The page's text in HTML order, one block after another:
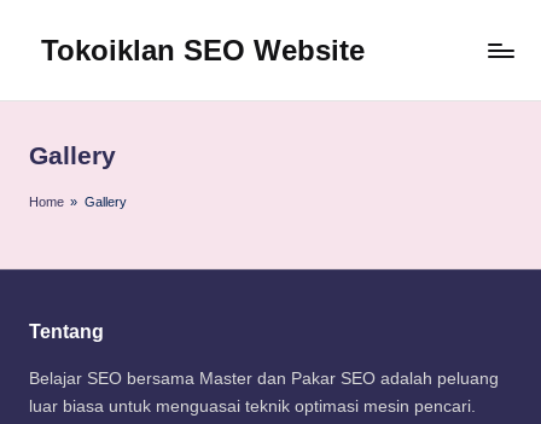
Tokoiklan SEO Website
Master
dan
Terbaik
Gallery
Home » Gallery
Tentang
Belajar SEO bersama Master dan Pakar SEO adalah peluang
luar biasa untuk menguasai teknik optimasi mesin pencari.